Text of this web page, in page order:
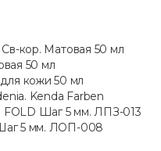
Св-кор. Матовая 50 мл
50 мл
кожи 50 мл
Kenda Farben
FOLD Шаг 5 мм. ЛПЗ-013
5 мм. ЛОП-008